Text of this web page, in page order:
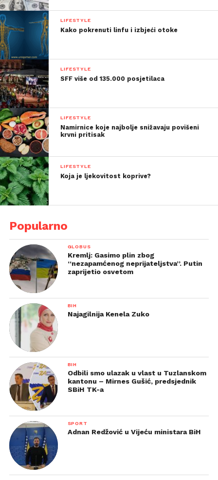
LIFESTYLE
Kako pokrenuti linfu i izbjeći otoke
LIFESTYLE
SFF više od 135.000 posjetilaca
LIFESTYLE
Namirnice koje najbolje snižavaju povišeni
krvni pritisak
LIFESTYLE
Koja je ljekovitost koprive?
Popularno
GLOBUS
Kremlj: Gasimo plin zbog
“nezapamćenog neprijateljstva”. Putin
zaprijetio osvetom
BIH
Najagilnija Kenela Zuko
BIH
Odbili smo ulazak u vlast u Tuzlanskom
kantonu – Mirnes Gušić, predsjednik
SBiH TK-a
SPORT
Adnan Redžović u Vijeću ministara BiH